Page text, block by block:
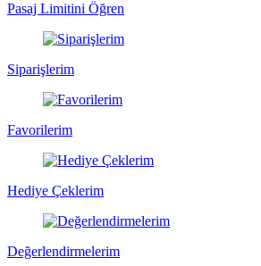
Pasaj Limitini Öğren
Siparişlerim
Favorilerim
Hediye Çeklerim
Değerlendirmelerim